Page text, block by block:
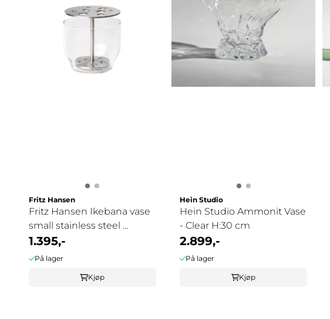
Fritz Hansen
Fritz Hansen Ikebana vase
small stainless steel ...
1.395,-
På lager
Kjøp
Hein Studio
Hein Studio Ammonit Vase
- Clear H:30 cm
2.899,-
På lager
Kjøp